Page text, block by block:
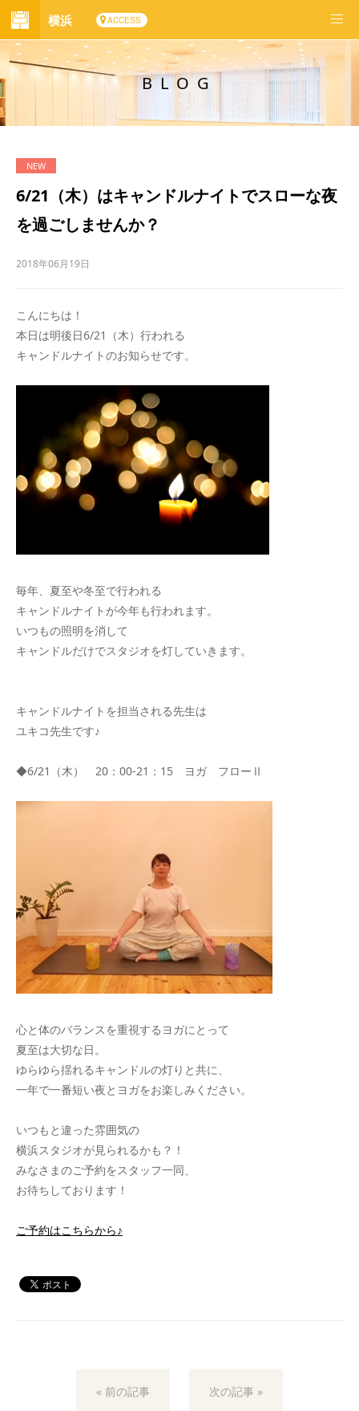
横浜 ACCESS
BLOG
6/21（木）はキャンドルナイトでスローな夜
を過ごしませんか？
2018年06月19日
こんにちは！
本日は明後日6/21（木）行われる
キャンドルナイトのお知らせです。
毎年、夏至や冬至で行われる
キャンドルナイトが今年も行われます。
いつもの照明を消して
キャンドルだけでスタジオを灯していきます。
キャンドルナイトを担当される先生は
ユキコ先生です♪
◆6/21（木） 20：00-21：15 ヨガ フローⅡ
心と体のバランスを重視するヨガにとって
夏至は大切な日。
ゆらゆら揺れるキャンドルの灯りと共に、
一年で一番短い夜とヨガをお楽しみください。
いつもと違った雰囲気の
横浜スタジオが見られるかも？！
みなさまのご予約をスタッフ一同、
お待ちしております！
ご予約はこちらから♪
« 前の記事 次の記事 »